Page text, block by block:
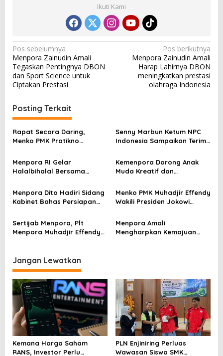
Ikuti Kami
N
a
v
i
g
a
s
i
p
o
s
Pos sebelumnya
Menpora Zainudin Amali
Tegaskan Pentingnya DBON
dan Sport Science untuk
Ciptakan Prestasi
Pos berikutnya
Menpora Zainudin Amali
Harap Lahirnya DBON
meningkatkan prestasi
olahraga Indonesia
Posting Terkait
Rapat Secara Daring,
Menko PMK Pratikno
Berjalan Optimal
Senny Marbun Ketum NPC
Indonesia Sampaikan Terima
Atas Dukungan Penuhnya
Menpora RI Gelar
Halalbihalal Bersama
Kemenpora Dorong Anak
Muda Kreatif dan
Internasional
Menpora Dito Hadiri Sidang
Kabinet Bahas Persiapan
Menko PMK Muhadjir Effendy
Wakili Presiden Jokowi
Kemenpora
Sertijab Menpora, Plt
Menpora Muhadjir Effendy
Menpora Amali
Mengharpkan Kemajuan
Jangan Lewatkan
Kemana Harga Saham
RANS, Investor Perlu
PLN Enjiniring Perluas
Wawasan Siswa SMK